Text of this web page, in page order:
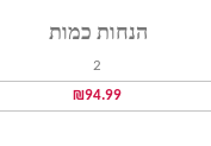
הנחות כמות
2
₪94.99